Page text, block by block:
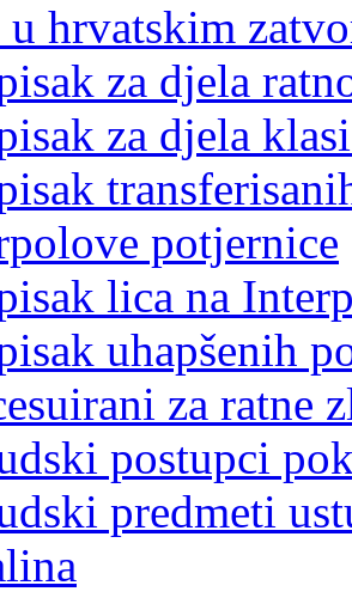
u hrvatskim
za djela
za djela
potjernice
lica na
uhapšenih
za ratne
postupci
predmeti